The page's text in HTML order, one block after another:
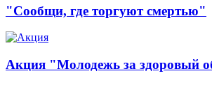
"Сообщи, где торгуют смертью"
Акция "Молодежь за здоровый